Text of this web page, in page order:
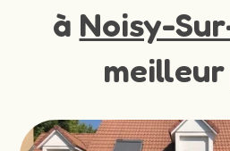
à Noisy-